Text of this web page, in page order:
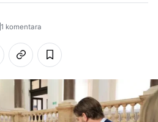
1 komentara